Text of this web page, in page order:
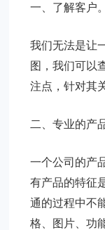
一、了解客户。
我们无法是让
图，我们可以
注点，针对其
二、专业的产
一个公司的产
有产品的特征
通的过程中不
格、图片、功